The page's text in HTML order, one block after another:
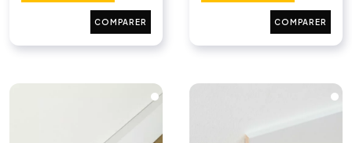
COMPARER COMPARER